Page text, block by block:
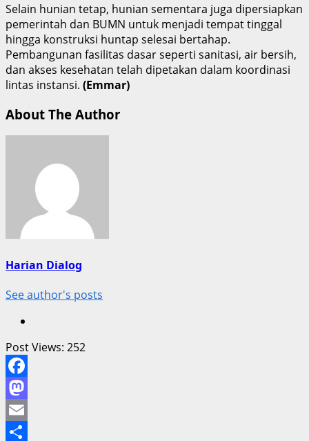
Selain hunian tetap, hunian sementara juga dipersiapkan
pemerintah dan BUMN untuk menjadi tempat tinggal
hingga konstruksi huntap selesai bertahap.
Pembangunan fasilitas dasar seperti sanitasi, air bersih,
dan akses kesehatan telah dipetakan dalam koordinasi
lintas instansi. (Emmar)
About The Author
Harian Dialog
See author's posts
Post Views: 252
Facebook
Mastodon
Email